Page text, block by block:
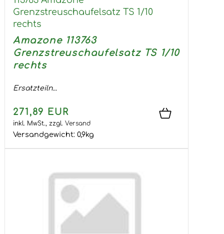
Grenzstreuschaufelsatz TS 1/10
rechts
Amazone 113763
Grenzstreuschaufelsatz TS 1/10
rechts
Ersatzteiln...
271,89 EUR
inkl. MwSt., zzgl. Versand
Versandgewicht: 0,9kg